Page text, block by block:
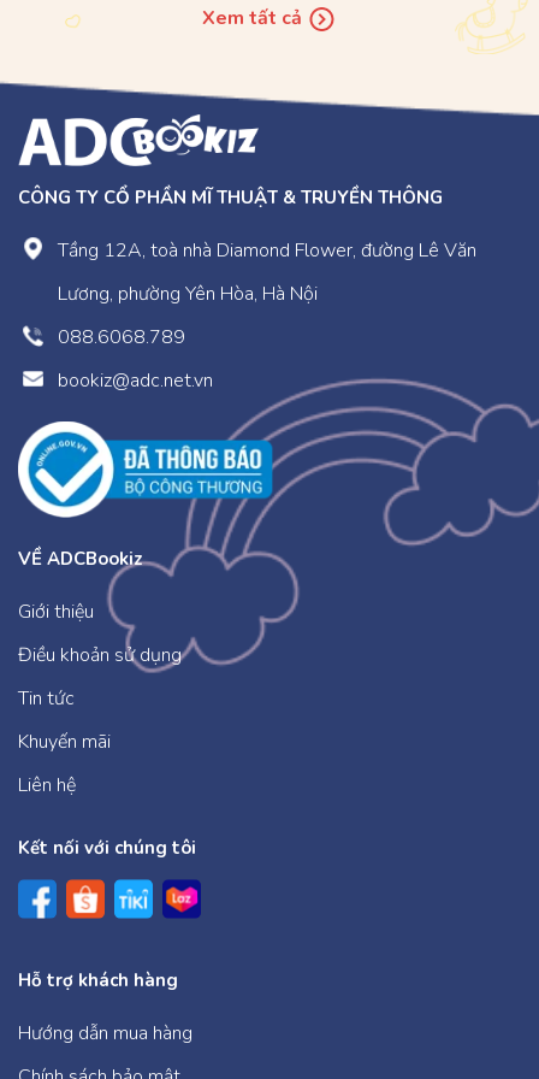
Các đối tượng khác: Cha mẹ & Thầy cô.
Thể loại sách: Phát triển tư duy – trí tuệ
Xem tất cả
CÔNG TY CỔ PHẦN MĨ THUẬT & TRUYỀN THÔNG
Tầng 12A, toà nhà Diamond Flower, đường Lê Văn
Lương, phường Yên Hòa, Hà Nội
088.6068.789
bookiz@adc.net.vn
VỀ ADCBookiz
Giới thiệu
Điều khoản sử dụng
Tin tức
Khuyến mãi
Liên hệ
Kết nối với chúng tôi
Hỗ trợ khách hàng
Hướng dẫn mua hàng